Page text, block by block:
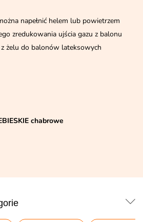
napełnić helem lub powietrzem
zredukowania ujścia gazu z balonu
żelu do balonów lateksowych
chabrowe